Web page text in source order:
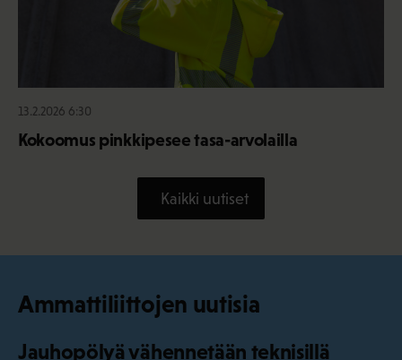
13.2.2026 6:30
Kokoomus pinkkipesee tasa-arvolailla
Kaikki uutiset
Ammattiliittojen uutisia
Jauhopölyä vähennetään teknisillä